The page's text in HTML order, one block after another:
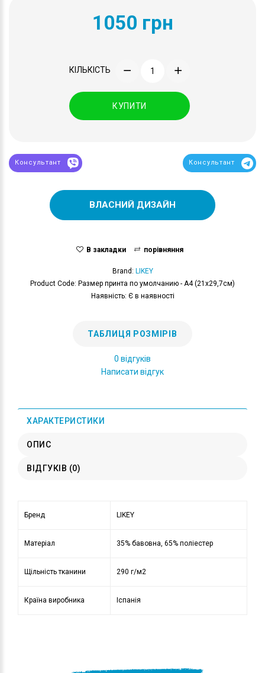
1050 грн
КІЛЬКІСТЬ
КУПИТИ
Консультант Консультант
ВЛАСНИЙ ДИЗАЙН
В закладки порівняння
Brand: LIKEY
Product Code: Размер принта по умолчанию - А4 (21x29,7см)
Наявність: Є в наявності
ТАБЛИЦЯ РОЗМІРІВ
0 відгуків
Написати відгук
ХАРАКТЕРИСТИКИ
ОПИС
ВІДГУКІВ (0)
Бренд LIKEY
Матеріал 35% бавовна, 65% поліестер
Щільність тканини 290 г/м2
Країна виробника Іспанія